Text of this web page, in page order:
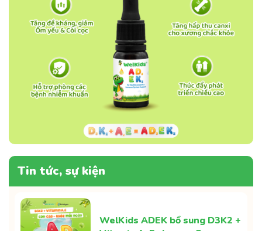
Tin tức, sự kiện
WelKids ADEK bổ sung D3K2 +